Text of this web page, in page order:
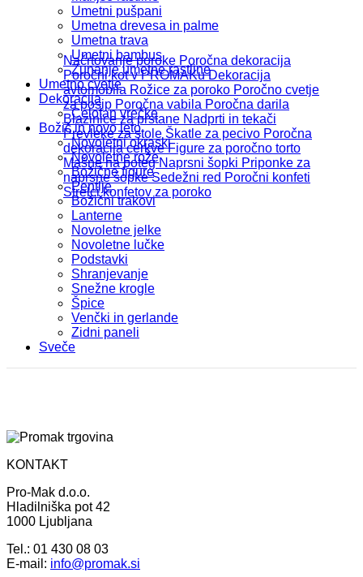
Načrtovanje poroke Poročna dekoracija
Poročni kot v PROMAKu Dekoracija
avtomobila Rožice za poroko Poročno cvetje
za posip Poročna vabila Poročna darila
Blazinice za prstane Nadprti in tekači
Prevleke za stole Škatle za pecivo Poročna
dekoracija cerkve Figure za poročno torto
Mašne na poteg Naprsni šopki Priponke za
naprsne šopke Sedežni red Poročni konfeti
Strelci konfetov za poroko
Umetni pušpani
Umetna drevesa in palme
Umetna trava
Umetni bambus
Zunanje umetne rastline
Umetno cvetje
Dekoracija
Celofan vrečke
Božič in novo leto
Novoletni okraski
Novoletne rože
Božične figure
Pentlje
Božični trakovi
Lanterne
Novoletne jelke
Novoletne lučke
Podstavki
Shranjevanje
Snežne krogle
Špice
Venčki in gerlande
Zidni paneli
Sveče
KONTAKT
Pro-Mak d.o.o.
Hladilniška pot 42
1000 Ljubljana
Tel.: 01 430 08 03
E-mail: info@promak.si